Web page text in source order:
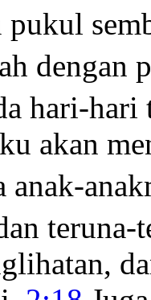
pukul
dengan
hari-hari
akan
anak-
teruna-